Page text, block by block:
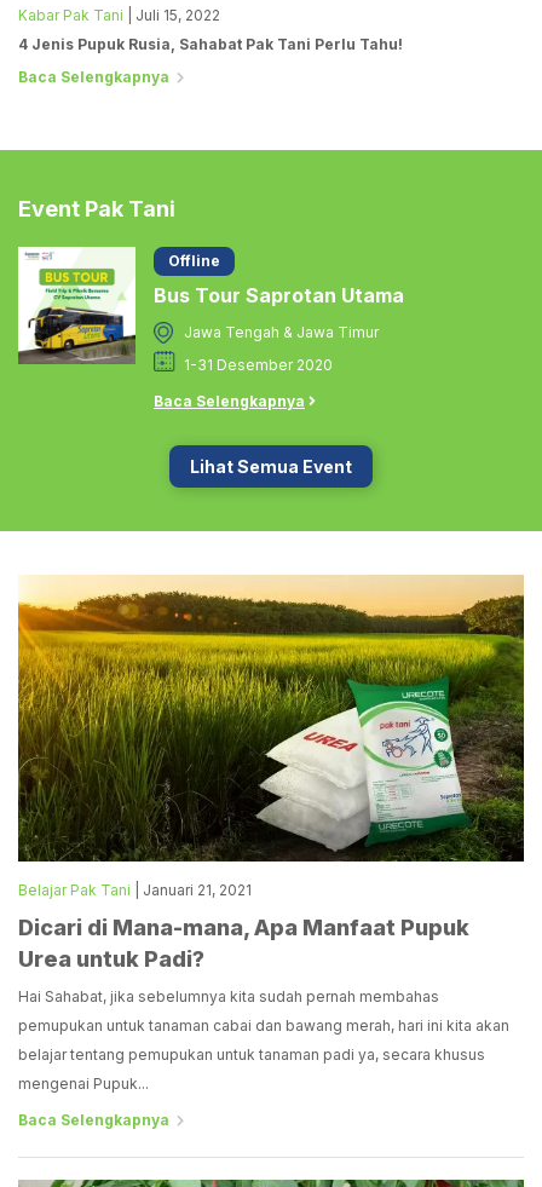
Kabar Pak Tani | Juli 15, 2022
4 Jenis Pupuk Rusia, Sahabat Pak Tani Perlu Tahu!
Baca Selengkapnya
Event Pak Tani
Offline
Bus Tour Saprotan Utama
Jawa Tengah & Jawa Timur
1-31 Desember 2020
Baca Selengkapnya
Lihat Semua Event
Belajar Pak Tani | Januari 21, 2021
Dicari di Mana-mana, Apa Manfaat Pupuk
Urea untuk Padi?
Hai Sahabat, jika sebelumnya kita sudah pernah membahas
pemupukan untuk tanaman cabai dan bawang merah, hari ini kita akan
belajar tentang pemupukan untuk tanaman padi ya, secara khusus
mengenai Pupuk...
Baca Selengkapnya